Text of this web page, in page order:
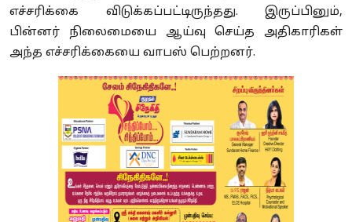
எச்சரிக்கை விடுக்கப்பட்டிருந்தது. இருப்பினும்,
பின்னர் நிலைமையை ஆய்வு செய்த அதிகாரிகள்
அந்த எச்சரிக்கையை வாபஸ் பெற்றனர்.